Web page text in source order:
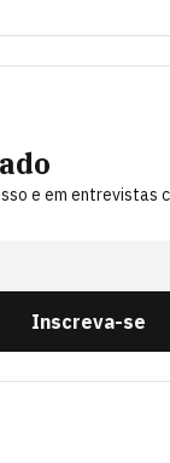
e em entrevistas
Inscreva-se